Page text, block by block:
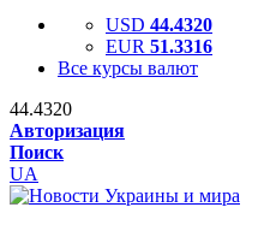
USD 44.4320
EUR 51.3316
Все курсы валют
44.4320
Авторизация
Поиск
UA